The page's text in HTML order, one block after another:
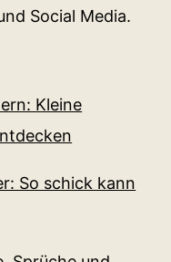
Social Media.
Kleine
So schick kann